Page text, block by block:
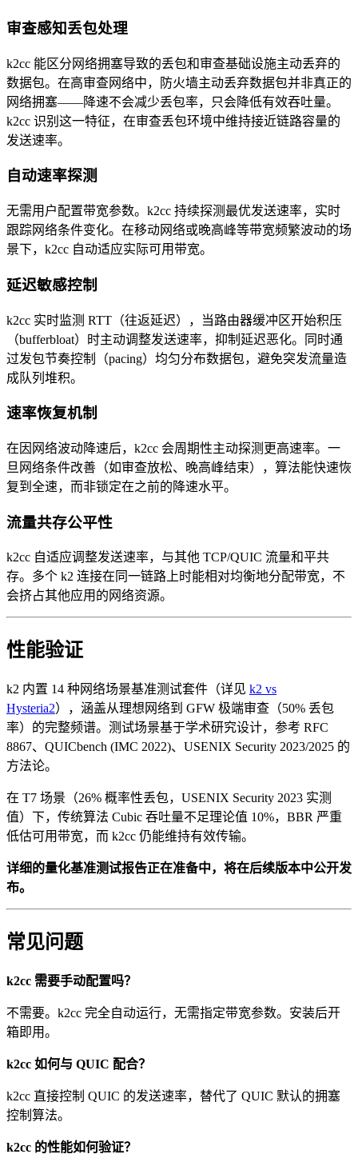
审查感知丢包处理
k2cc 能区分网络拥塞导致的丢包和审查基础设施主动丢弃的
数据包。在高审查网络中，防火墙主动丢弃数据包并非真正的
网络拥塞——降速不会减少丢包率，只会降低有效吞吐量。
k2cc 识别这一特征，在审查丢包环境中维持接近链路容量的
发送速率。
自动速率探测
无需用户配置带宽参数。k2cc 持续探测最优发送速率，实时
跟踪网络条件变化。在移动网络或晚高峰等带宽频繁波动的场
景下，k2cc 自动适应实际可用带宽。
延迟敏感控制
k2cc 实时监测 RTT（往返延迟），当路由器缓冲区开始积压
（bufferbloat）时主动调整发送速率，抑制延迟恶化。同时通
过发包节奏控制（pacing）均匀分布数据包，避免突发流量造
成队列堆积。
速率恢复机制
在因网络波动降速后，k2cc 会周期性主动探测更高速率。一
旦网络条件改善（如审查放松、晚高峰结束），算法能快速恢
复到全速，而非锁定在之前的降速水平。
流量共存公平性
k2cc 自适应调整发送速率，与其他 TCP/QUIC 流量和平共
存。多个 k2 连接在同一链路上时能相对均衡地分配带宽，不
会挤占其他应用的网络资源。
性能验证
k2 内置 14 种网络场景基准测试套件（详见 k2 vs
Hysteria2），涵盖从理想网络到 GFW 极端审查（50% 丢包
率）的完整频谱。测试场景基于学术研究设计，参考 RFC
8867、QUICbench (IMC 2022)、USENIX Security 2023/2025 的
方法论。
在 T7 场景（26% 概率性丢包，USENIX Security 2023 实测
值）下，传统算法 Cubic 吞吐量不足理论值 10%，BBR 严重
低估可用带宽，而 k2cc 仍能维持有效传输。
详细的量化基准测试报告正在准备中，将在后续版本中公开发
布。
常见问题
k2cc 需要手动配置吗？
不需要。k2cc 完全自动运行，无需指定带宽参数。安装后开
箱即用。
k2cc 如何与 QUIC 配合？
k2cc 直接控制 QUIC 的发送速率，替代了 QUIC 默认的拥塞
控制算法。
k2cc 的性能如何验证？